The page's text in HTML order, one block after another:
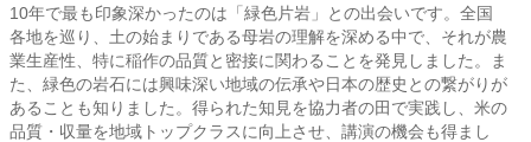
10年で最も印象深かったのは「緑色片岩」との出会いです。全国
各地を巡り、土の始まりである母岩の理解を深める中で、それが農
業生産性、特に稲作の品質と密接に関わることを発見しました。ま
た、緑色の岩石には興味深い地域の伝承や日本の歴史との繋がりが
あることも知りました。得られた知見を協力者の田で実践し、米の
品質・収量を地域トップクラスに向上させ、講演の機会も得まし